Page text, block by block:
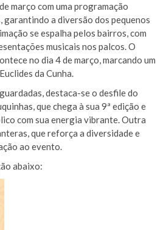
março com uma programação
garantindo a diversão dos pequenos
se espalha pelos bairros, com
musicais nos palcos. O
no dia 4 de março, marcando um
da Cunha.
destaca-se o desfile do
que chega à sua 9ª edição e
com sua energia vibrante. Outra
que reforça a diversidade e
ao evento.
abaixo: